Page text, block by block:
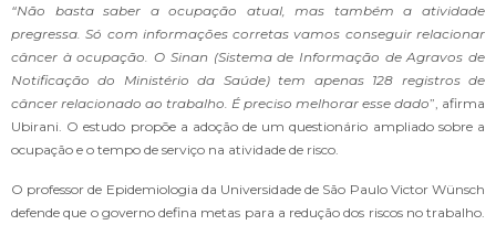
“Não basta saber a ocupação atual, mas também a atividade
pregressa. Só com informações corretas vamos conseguir relacionar
câncer à ocupação. O Sinan (Sistema de Informação de Agravos de
Notificação do Ministério da Saúde) tem apenas 128 registros de
câncer relacionado ao trabalho. É preciso melhorar esse dado”, afirma
Ubirani. O estudo propõe a adoção de um questionário ampliado sobre a
ocupação e o tempo de serviço na atividade de risco.
O professor de Epidemiologia da Universidade de São Paulo Victor Wünsch
defende que o governo defina metas para a redução dos riscos no trabalho.